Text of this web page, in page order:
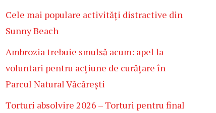
Cele mai populare activități distractive din
Sunny Beach
Ambrozia trebuie smulsă acum: apel la
voluntari pentru acțiune de curățare în
Parcul Natural Văcărești
Torturi absolvire 2026 – Torturi pentru final